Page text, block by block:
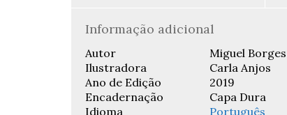
Informação adicional
Autor
Miguel Borges
Ilustradora
Carla Anjos
Ano de Edição
2019
Encadernação
Capa Dura
Idioma
Português